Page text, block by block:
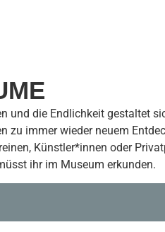
und die Endlichkeit gestaltet
zu immer wieder neuem
Künstler*innen oder
ihr im Museum erkunden.